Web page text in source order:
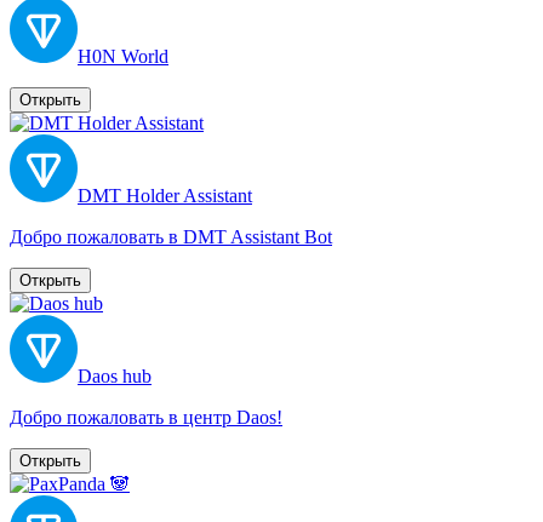
H0N World
Открыть
DMT Holder Assistant
Добро пожаловать в DMT Assistant Bot
Открыть
Daos hub
Добро пожаловать в центр Daos!
Открыть